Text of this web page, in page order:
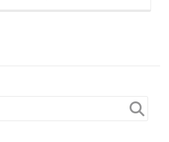
el
aniversario